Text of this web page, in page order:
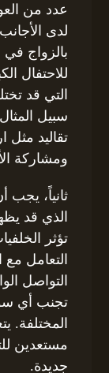
عدد من
لدى
بالزواج في
للاحتفال
التي قد
سبيل
تقاليد مثل
ومشاركة
ثانياً، يجب
الذي قد
تؤثر
التعامل مع
التواصل
تجنب أي
المختلفة.
مستعدين
جديدة.